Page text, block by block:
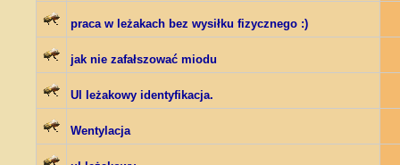
praca w leżakach bez wysiłku fizycznego :)
jak nie zafałszować miodu
Ul leżakowy identyfikacja.
Wentylacja